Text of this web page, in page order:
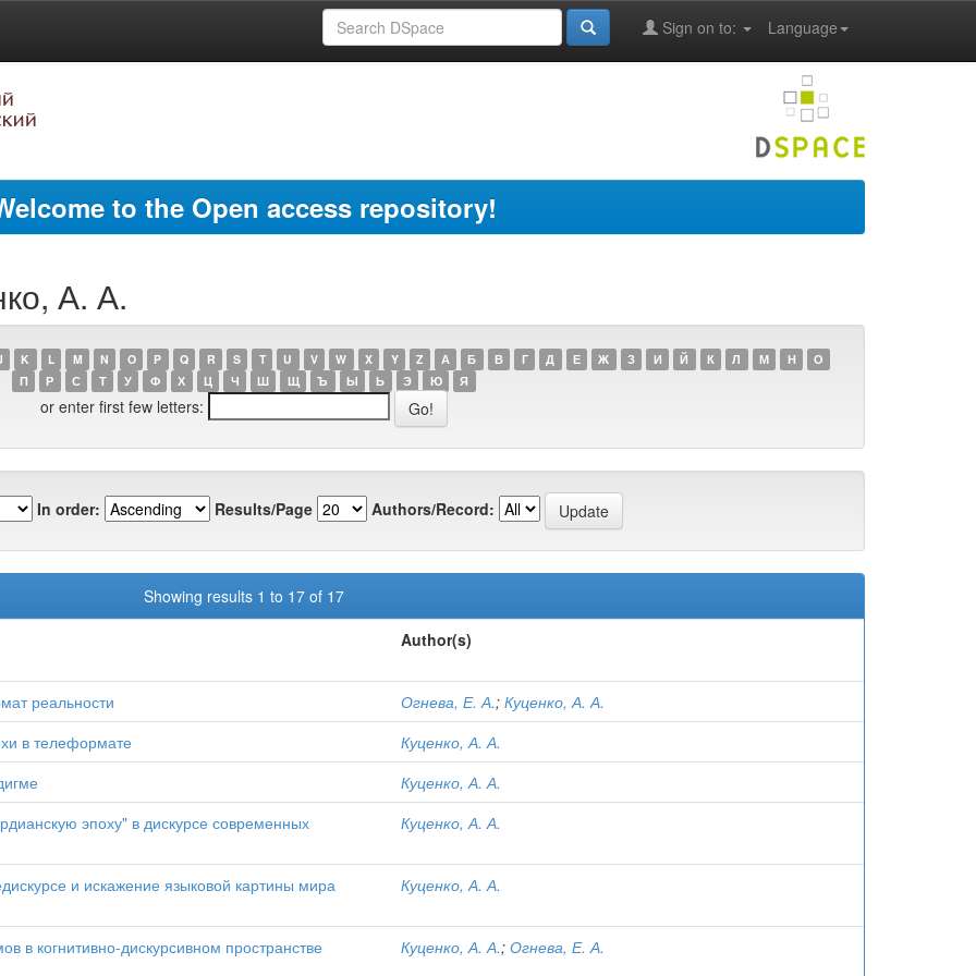
Language
Sign on to:
to the Open access repository!
А. А.
K L M N O P Q R S T U V W X Y Z А Б В Г Д Е Ж З И Й К Л М Н
О
П
Р С Т У Ф Х Ц Ч Ш Щ Ъ Ы Ь Э Ю Я
or enter first few letters:
In order: Results/Page Authors/Record:
Showing results 1 to 17 of 17
Author(s)
реальности Огнева, Е. А.; Куценко, А. А.
в телеформате
Куценко, А. А.
Куценко, А. А.
эпоху" в дискурсе современных
Куценко, А. А.
и искажение языковой картины мира
Куценко, А. А.
в когнитивно-дискурсивном пространстве
Куценко, А. А.; Огнева, Е. А.